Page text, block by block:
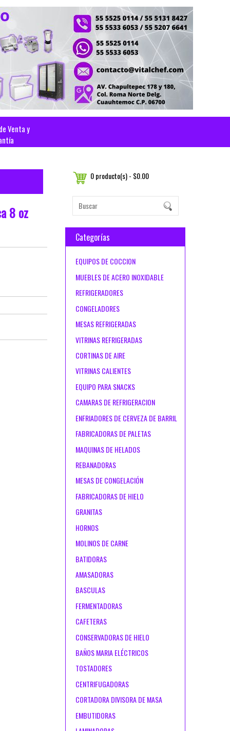
Venta y
0 producto(s) - $0.00
Categorías
EQUIPOS DE COCCION
MUEBLES DE ACERO INOXIDABLE
REFRIGERADORES
CONGELADORES
MESAS REFRIGERADAS
VITRINAS REFRIGERADAS
CORTINAS DE AIRE
VITRINAS CALIENTES
EQUIPO PARA SNACKS
CAMARAS DE REFRIGERACION
ENFRIADORES DE CERVEZA DE BARRIL
FABRICADORAS DE PALETAS
MAQUINAS DE HELADOS
REBANADORAS
MESAS DE CONGELACIÓN
FABRICADORAS DE HIELO
GRANITAS
HORNOS
MOLINOS DE CARNE
BATIDORAS
AMASADORAS
BASCULAS
FERMENTADORAS
CAFETERAS
CONSERVADORAS DE HIELO
BAÑOS MARIA ELÉCTRICOS
TOSTADORES
CENTRIFUGADORAS
CORTADORA DIVISORA DE MASA
EMBUTIDORAS
8 oz